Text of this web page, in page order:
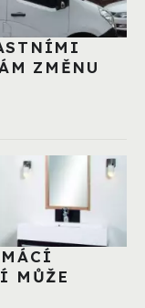
ZMĚNU
MŮŽE